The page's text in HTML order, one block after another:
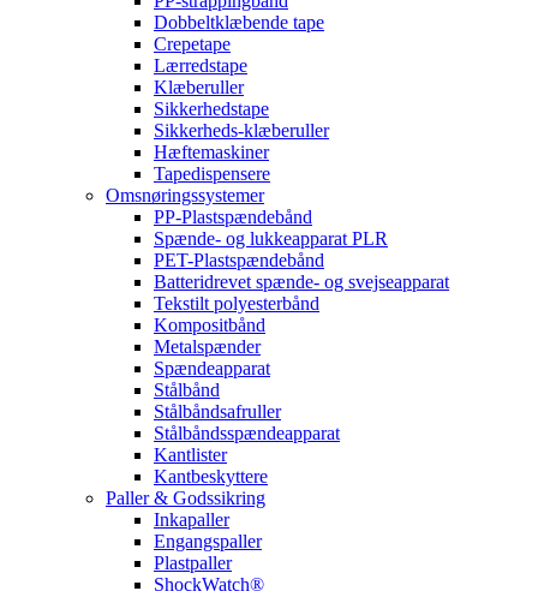
Dobbeltklæbende tape
Crepetape
Lærredstape
Klæberuller
Sikkerhedstape
Sikkerheds-klæberuller
Hæftemaskiner
Tapedispensere
Omsnøringssystemer
PP-Plastspændebånd
Spænde- og lukkeapparat PLR
PET-Plastspændebånd
Batteridrevet spænde- og svejseapparat
Tekstilt polyesterbånd
Kompositbånd
Metalspænder
Spændeapparat
Stålbånd
Stålbåndsafruller
Stålbåndsspændeapparat
Kantlister
Kantbeskyttere
Paller & Godssikring
Inkapaller
Engangspaller
Plastpaller
ShockWatch®